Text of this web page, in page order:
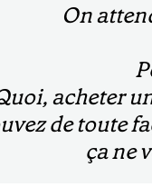
On
acheter
de toute
ça ne